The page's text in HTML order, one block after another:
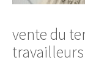
vente du
travailleurs